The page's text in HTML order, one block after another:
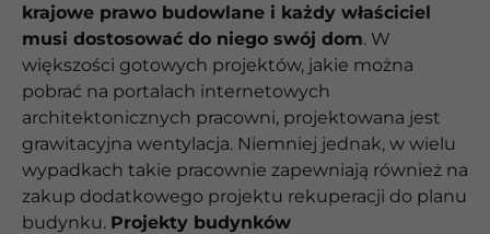
krajowe prawo budowlane i każdy właściciel
musi dostosować do niego swój dom. W
większości gotowych projektów, jakie można
pobrać na portalach internetowych
architektonicznych pracowni, projektowana jest
grawitacyjna wentylacja. Niemniej jednak, w wielu
wypadkach takie pracownie zapewniają również na
zakup dodatkowego projektu rekuperacji do planu
budynku. Projekty budynków